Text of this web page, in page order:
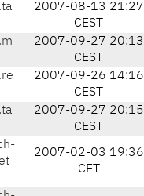
2007-08-13 21:27
CEST
2007-09-27 20:13
CEST
2007-09-26 14:16
CEST
2007-09-27 20:15
CEST
2007-02-03 19:36
CET